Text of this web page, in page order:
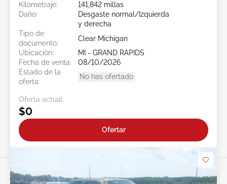
Kilometraje:
141,842 millas
Daño:
Desgaste normal/Izquierda
y derecha
Tipo de
documento:
Clear Michigan
Ubicación:
MI - GRAND RAPIDS
Fecha de venta:
08/10/2026
Estado de la
oferta:
No has ofertado
Oferta actual:
$0
Ofertar